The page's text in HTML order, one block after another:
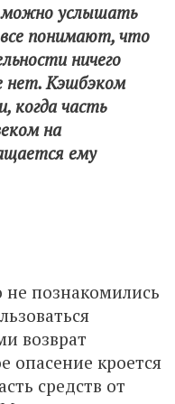
можно услышать
понимают, что
ничего
нет. Кэшбэком
когда часть
на
ему
познакомились
возврат
опасение кроется
средств от